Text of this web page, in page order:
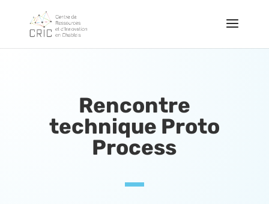
Rencontre
technique Proto
Process